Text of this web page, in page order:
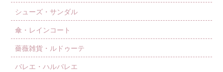
シューズ・サンダル
傘・レインコート
薔薇雑貨・ルドゥーテ
バレエ・ハルバレエ